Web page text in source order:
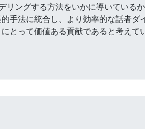
リングする方法をいかに導いている
手法に統合し、より効率的な話者
とって価値ある貢献であると考えて